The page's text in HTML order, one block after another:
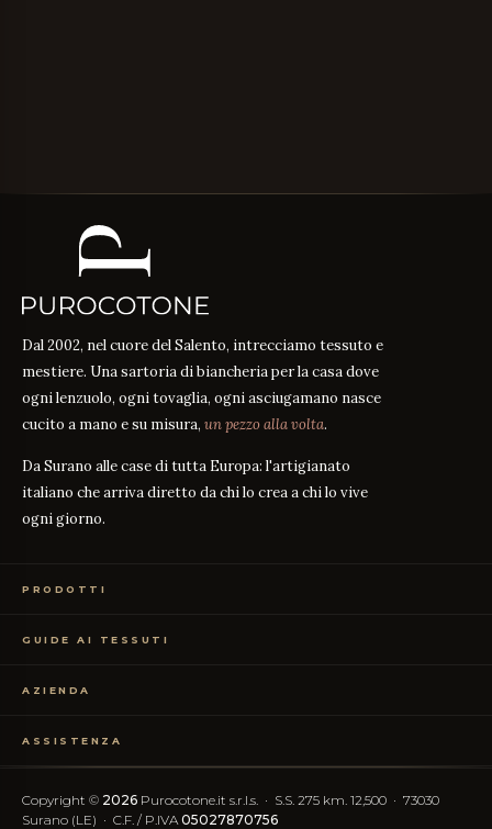
Dal 2002, nel cuore del Salento, intrecciamo tessuto e
mestiere. Una sartoria di biancheria per la casa dove
ogni lenzuolo, ogni tovaglia, ogni asciugamano nasce
cucito a mano e su misura, un pezzo alla volta.
Da Surano alle case di tutta Europa: l'artigianato
italiano che arriva diretto da chi lo crea a chi lo vive
ogni giorno.
PRODOTTI
Biancheria Tavola
Abbigliamento
GUIDE AI TESSUTI
Percalle o Raso?
TC300 vs Cotone Egiziano
Cotone vs Sintetico GUIDA
AZIENDA
Il nostro artigianato
Certificazione OEKO-TEX
Recesso Semplificato
Blog
ASSISTENZA
FAQ
Spese di spedizione
Copyright © 2026 Purocotone.it s.r.l.s. · S.S. 275 km. 12,500 · 73030
Surano (LE) · C.F. / P.IVA05027870756